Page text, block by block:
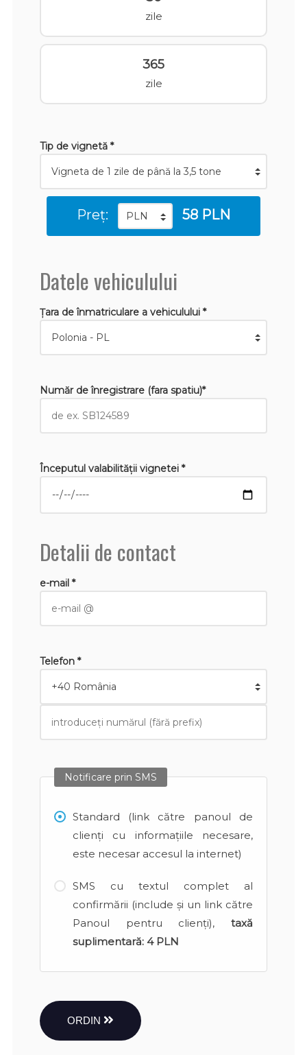
zile
365
zile
Tip de vignetă *
Preț: 58 PLN
Datele vehiculului
Țara de înmatriculare a vehiculului *
Număr de înregistrare (fara spatiu)*
Începutul valabilităţii vignetei *
Detalii de contact
e-mail *
Telefon *
Notificare prin SMS
Standard (link către panoul de
clienți cu informațiile necesare,
este necesar accesul la internet)
SMS cu textul complet al
confirmării (include și un link către
Panoul pentru clienți), taxă
suplimentară: 4 PLN
ORDIN